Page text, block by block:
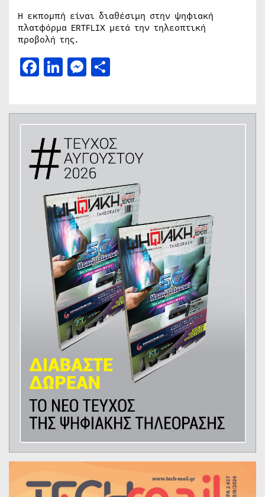
Η εκπομπή είναι διαθέσιμη στην ψηφιακή
πλατφόρμα ERTFLIX μετά την τηλεοπτική
προβολή της.
Facebook
LinkedIn
Messenger